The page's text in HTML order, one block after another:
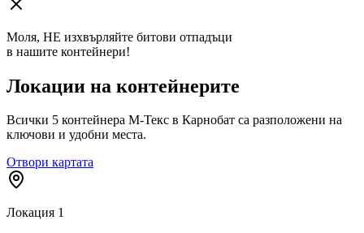
Моля, НЕ изхвърляйте битови отпадъци
в нашите контейнери!
Локации на контейнерите
Всички 5 контейнера М-Текс в Карнобат са разположени на
ключови и удобни места.
Отвори картата
Локация 1